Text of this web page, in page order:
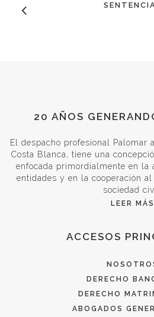
20 AÑOS
El despacho profesional Palomar
Costa Blanca, tiene una
enfocada primordialmente en la
entidades y en la cooperación
sociedad
LEER MÁS
ACCESOS
DERECHO
DERECHO
ABOGADOS